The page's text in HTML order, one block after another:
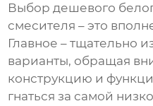
Выбордешевого
смесителя – это
Главное – тщательно
варианты, обращая
конструкцию и
гнаться за самой